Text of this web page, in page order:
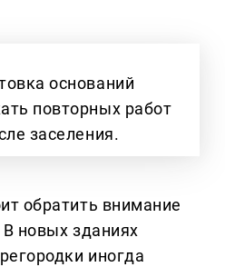
оснований
повторных работ
заселения.
обратить внимание
новых зданиях
иногда